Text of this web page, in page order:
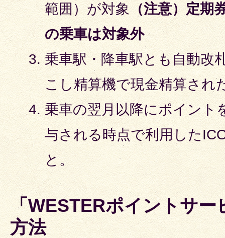
範囲）が対象（注意）定期
の乗車は対象外
乗車駅・降車駅とも自動改
こし精算機で現金精算され
乗車の翌月以降にポイント
与される時点で利用した
と。
「WESTERポイントサ
方法